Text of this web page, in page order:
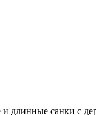
и длинные санки с